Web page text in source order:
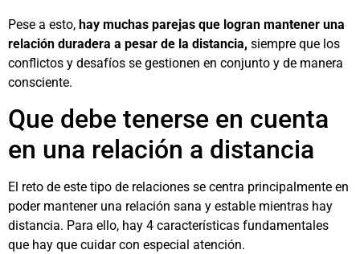
Pese a esto, hay muchas parejas que logran mantener una
relación duradera a pesar de la distancia, siempre que los
conflictos y desafíos se gestionen en conjunto y de manera
consciente.
Que debe tenerse en cuenta
en una relación a distancia
El reto de este tipo de relaciones se centra principalmente en
poder mantener una relación sana y estable mientras hay
distancia. Para ello, hay 4 características fundamentales
que hay que cuidar con especial atención.